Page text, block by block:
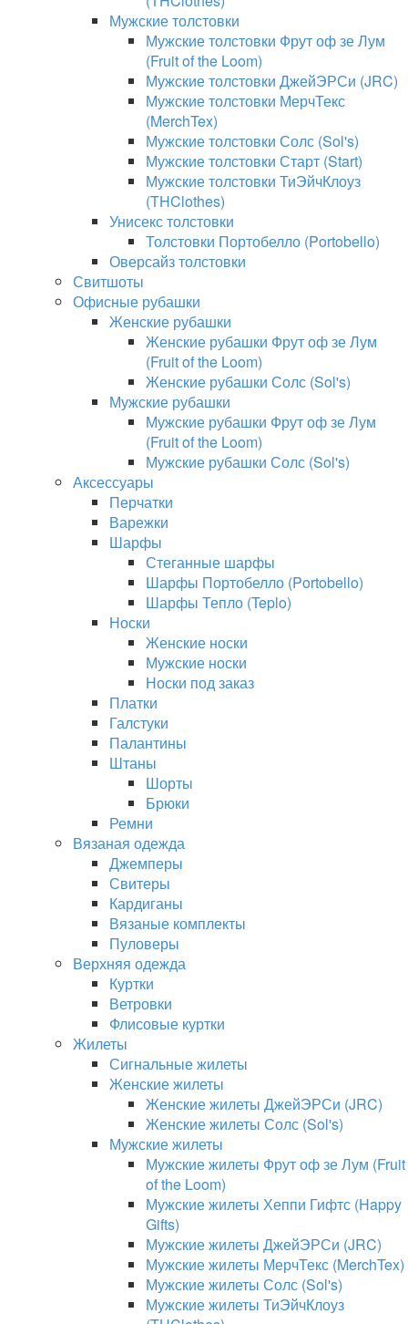
Мужские толстовки
Мужские толстовки Фрут оф зе Лум
(Fruit of the Loom)
Мужские толстовки ДжейЭРСи (JRC)
Мужские толстовки МерчТекс
(MerchTex)
Мужские толстовки Солс (Sol's)
Мужские толстовки Старт (Start)
Мужские толстовки ТиЭйчКлоуз
(THClothes)
Унисекс толстовки
Толстовки Портобелло (Portobello)
Оверсайз толстовки
Свитшоты
Офисные рубашки
Женские рубашки
Женские рубашки Фрут оф зе Лум
(Fruit of the Loom)
Женские рубашки Солс (Sol's)
Мужские рубашки
Мужские рубашки Фрут оф зе Лум
(Fruit of the Loom)
Мужские рубашки Солс (Sol's)
Аксессуары
Перчатки
Варежки
Шарфы
Стеганные шарфы
Шарфы Портобелло (Portobello)
Шарфы Тепло (Teplo)
Носки
Женские носки
Мужские носки
Носки под заказ
Платки
Галстуки
Палантины
Штаны
Шорты
Брюки
Ремни
Вязаная одежда
Джемперы
Свитеры
Кардиганы
Вязаные комплекты
Пуловеры
Верхняя одежда
Куртки
Ветровки
Флисовые куртки
Жилеты
Сигнальные жилеты
Женские жилеты
Женские жилеты ДжейЭРСи (JRC)
Женские жилеты Солс (Sol's)
Мужские жилеты
Мужские жилеты Фрут оф зе Лум (Fruit
of the Loom)
Мужские жилеты Хеппи Гифтс (Happy
Gifts)
Мужские жилеты ДжейЭРСи (JRC)
Мужские жилеты МерчТекс (MerchTex)
Мужские жилеты Солс (Sol's)
Мужские жилеты ТиЭйчКлоуз